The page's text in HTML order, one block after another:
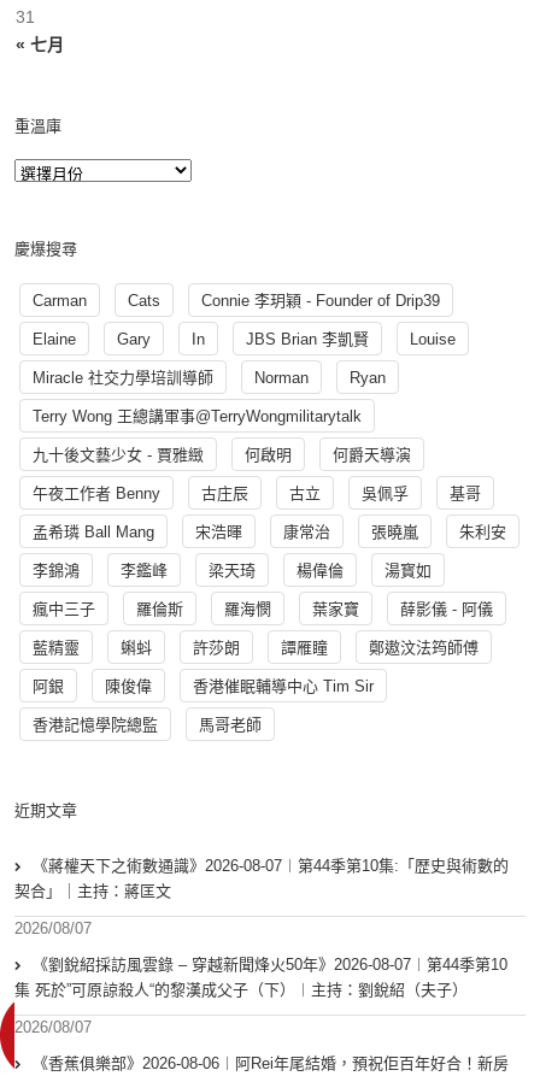
« 七月
31
重溫庫
慶爆搜尋
Carman Cats Connie 李玥穎 - Founder of Drip39
Elaine Gary In JBS Brian 李凱賢 Louise
Miracle 社交力學培訓導師 Norman Ryan
Terry Wong 王總講軍事@TerryWongmilitarytalk
九十後文藝少女 - 賈雅緻 何啟明 何爵天導演
午夜工作者 Benny 古庄辰 古立 吳佩孚 基哥
孟希璘 Ball Mang 宋浩暉 康常治 張曉嵐 朱利安
李錦鴻 李鑑峰 梁天琦 楊偉倫 湯寳如
瘋中三子 羅倫斯 羅海憫 葉家寶 薛影儀 - 阿儀
藍精靈 蝌蚪 許莎朗 譚雁瞳 鄭遨汶法筠師傅
阿銀 陳俊偉 香港催眠輔導中心 Tim Sir
香港記憶學院總監 馬哥老師
近期文章
《蔣權天下之術數通識》2026-08-07︱第44季第10集:「歴史與術數的
契合」｜主持：蔣匡文
2026/08/07
《劉銳紹採訪風雲錄 – 穿越新聞烽火50年》2026-08-07︱第44季第10
集 死於”可原諒殺人“的黎漢成父子（下）︱主持：劉銳紹（夫子）
2026/08/07
《香蕉俱樂部》2026-08-06︱阿Rei年尾結婚，預祝佢百年好合！新房